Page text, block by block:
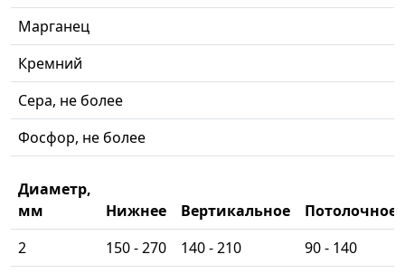
Марганец
Кремний
Сера, не более
Фосфор, не более
Диаметр,
мм
Нижнее Вертикальное
Потолочное
2
150 - 270 140 - 210
90 - 140